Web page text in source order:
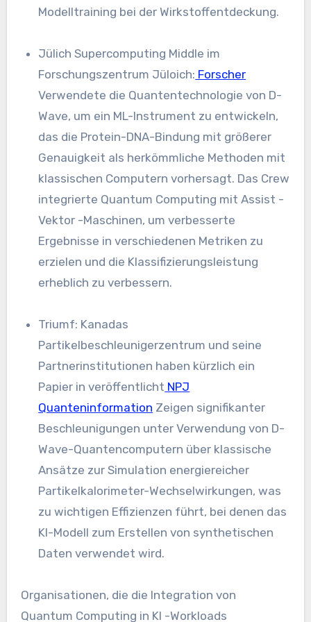
Modelltraining bei der Wirkstoffentdeckung.
Jülich Supercomputing Middle im
Forschungszentrum Jüloich: Forscher
Verwendete die Quantentechnologie von D-
Wave, um ein ML-Instrument zu entwickeln,
das die Protein-DNA-Bindung mit größerer
Genauigkeit als herkömmliche Methoden mit
klassischen Computern vorhersagt. Das Crew
integrierte Quantum Computing mit Assist -
Vektor -Maschinen, um verbesserte
Ergebnisse in verschiedenen Metriken zu
erzielen und die Klassifizierungsleistung
erheblich zu verbessern.
Triumf: Kanadas
Partikelbeschleunigerzentrum und seine
Partnerinstitutionen haben kürzlich ein
Papier in veröffentlicht NPJ
Quanteninformation Zeigen signifikanter
Beschleunigungen unter Verwendung von D-
Wave-Quantencomputern über klassische
Ansätze zur Simulation energiereicher
Partikelkalorimeter-Wechselwirkungen, was
zu wichtigen Effizienzen führt, bei denen das
KI-Modell zum Erstellen von synthetischen
Daten verwendet wird.
Organisationen, die die Integration von
Quantum Computing in KI -Workloads